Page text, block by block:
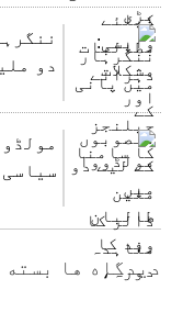
دو
دیدگاه ها